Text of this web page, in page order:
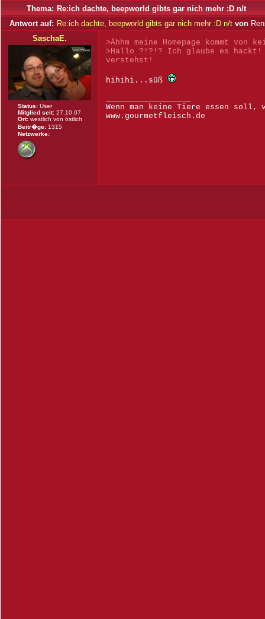
Thema: Re:ich dachte, beepworld gibts gar nich mehr :D n/t
Antwort auf: Re:ich dachte, beepworld gibts gar nich mehr :D n/t von
SaschaE.
Status: User
Mitglied seit: 27.10.07
Ort: westlich von östlich
Beitr�ge: 1315
Netzwerke:
>Ähhm meine Homepage kommt von
>Hallo ?!?!? Ich glaube es hackt!
verstehst!
hihihi...süß
Wenn man keine Tiere essen soll,
www.gourmetfleisch.de